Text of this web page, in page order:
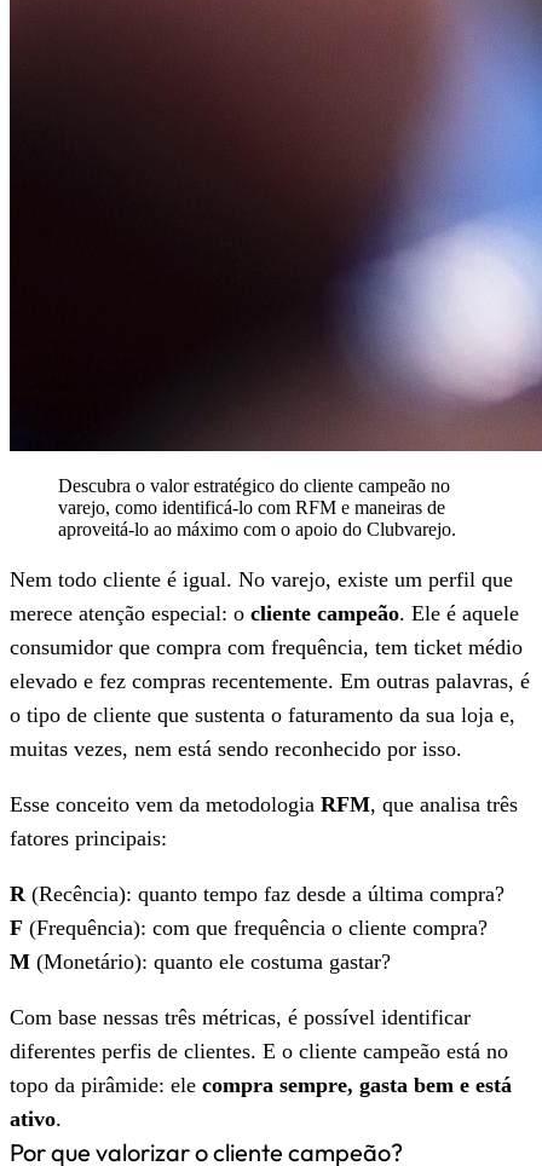
Descubra o valor estratégico do cliente campeão no
varejo, como identificá-lo com RFM e maneiras de
aproveitá-lo ao máximo com o apoio do Clubvarejo.
Nem todo cliente é igual. No varejo, existe um perfil que
merece atenção especial: o cliente campeão. Ele é aquele
consumidor que compra com frequência, tem ticket médio
elevado e fez compras recentemente. Em outras palavras, é
o tipo de cliente que sustenta o faturamento da sua loja e,
muitas vezes, nem está sendo reconhecido por isso.
Esse conceito vem da metodologia RFM, que analisa três
fatores principais:
R (Recência): quanto tempo faz desde a última compra?
F (Frequência): com que frequência o cliente compra?
M (Monetário): quanto ele costuma gastar?
Com base nessas três métricas, é possível identificar
diferentes perfis de clientes. E o cliente campeão está no
topo da pirâmide: ele compra sempre, gasta bem e está
ativo.
Por que valorizar o cliente campeão?